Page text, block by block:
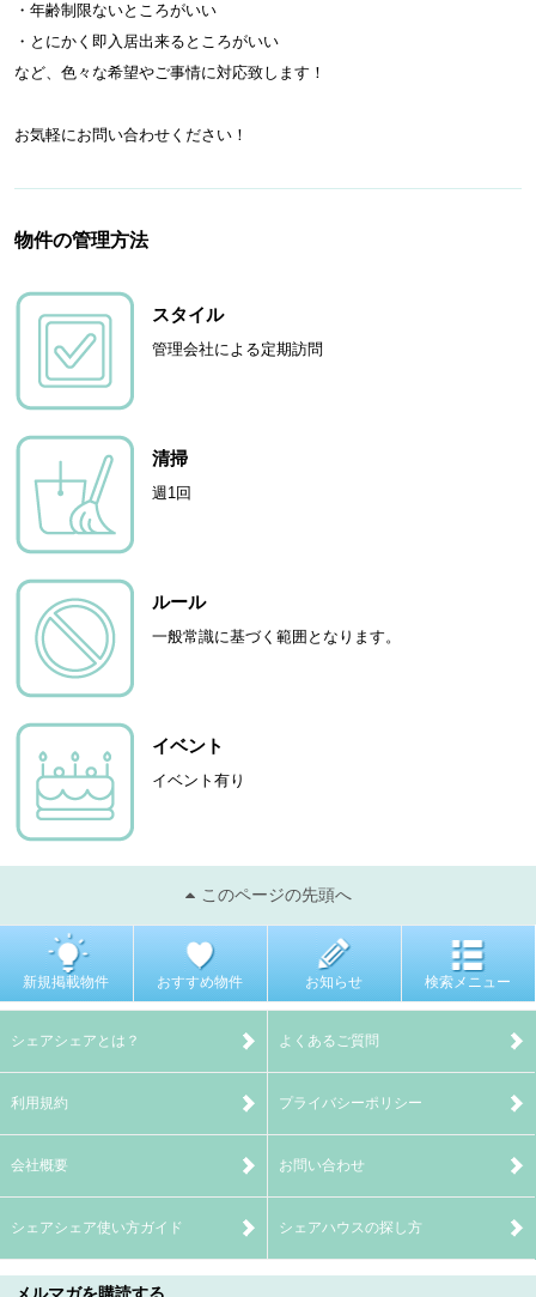
・年齢制限ないところがいい
・とにかく即入居出来るところがいい
など、色々な希望やご事情に対応致します！
お気軽にお問い合わせください！
物件の管理方法
スタイル
管理会社による定期訪問
清掃
週1回
ルール
一般常識に基づく範囲となります。
イベント
イベント有り
このページの先頭へ
新規掲載物件 おすすめ物件 お知らせ 検索メニュー
シェアシェアとは？ よくあるご質問
利用規約 プライバシーポリシー
会社概要 お問い合わせ
シェアシェア使い方ガイド シェアハウスの探し方